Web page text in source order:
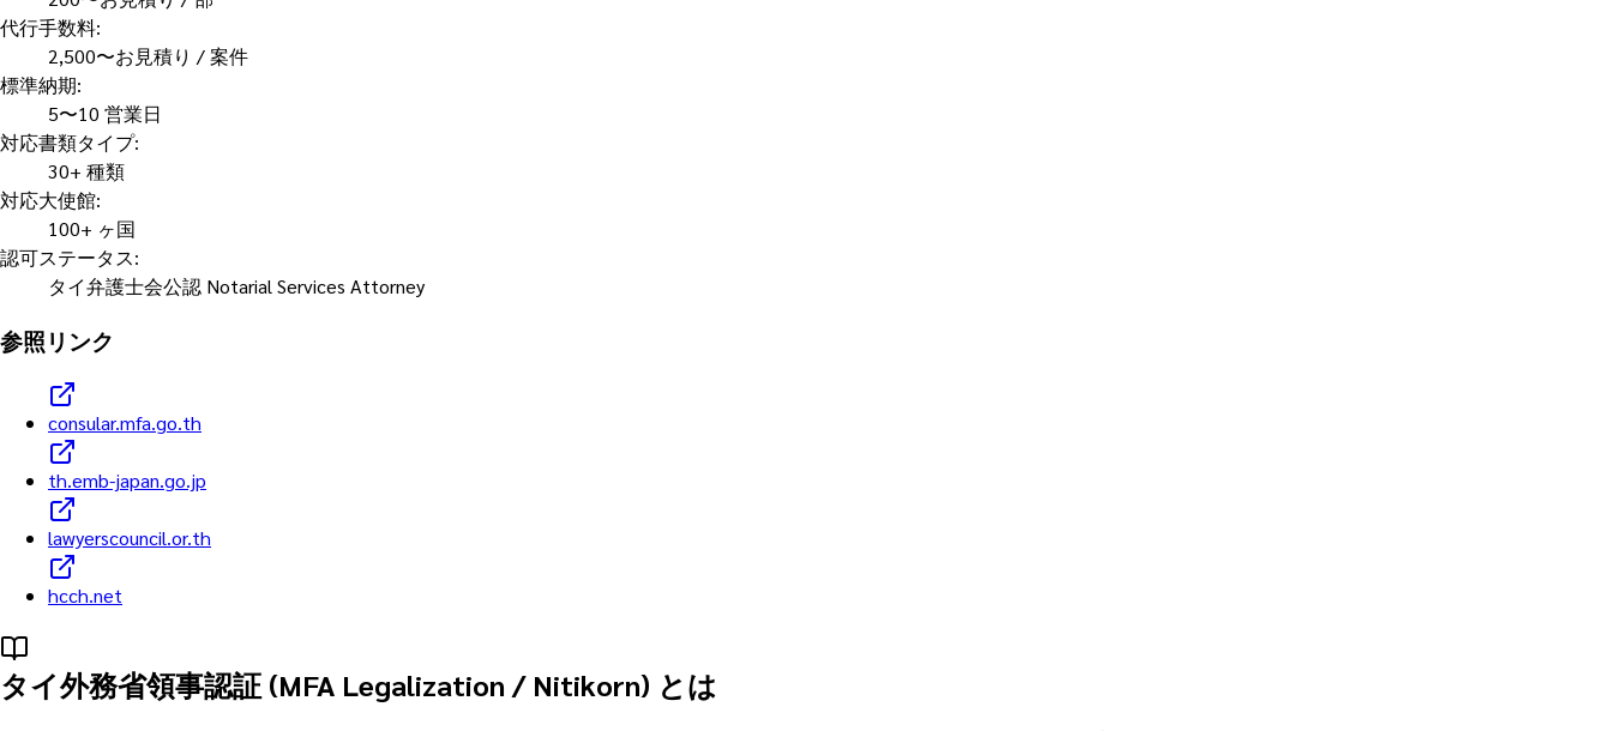
代行手数料:
2,500〜お見積り / 案件
標準納期:
5〜10 営業日
対応書類タイプ:
30+ 種類
対応大使館:
100+ ヶ国
認可ステータス:
タイ弁護士会公認 Notarial Services Attorney
参照リンク
consular.mfa.go.th
th.emb-japan.go.jp
lawyerscouncil.or.th
hcch.net
タイ外務省領事認証 (MFA Legalization / Nitikorn) とは